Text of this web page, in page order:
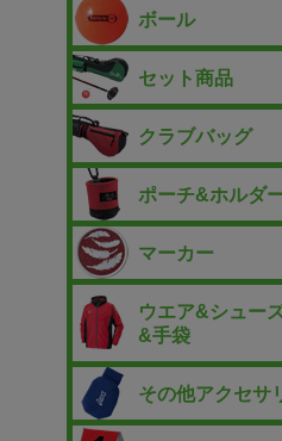
ボール
セット商品
クラブバッグ
ポーチ&ホルダ
マーカー
ウエア&シュー
&手袋
その他アクセサ